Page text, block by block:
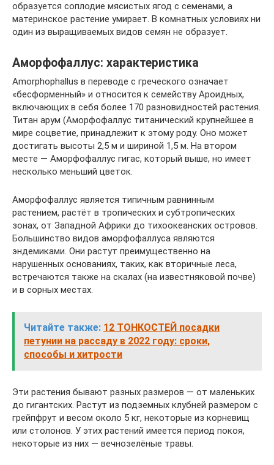
образуется соплодие мясистых ягод с семенами, а
материнское растение умирает. В комнатных условиях ни
один из выращиваемых видов семян не образует.
Аморфофаллус: характеристика
Amorphophallus в переводе с греческого означает
«бесформенный» и относится к семейству Ароидных,
включающих в себя более 170 разновидностей растения.
Титан арум (Аморфофаллус титанический крупнейшее в
мире соцветие, принадлежит к этому роду. Оно может
достигать высоты 2,5 м и шириной 1,5 м. На втором
месте — Аморфофаллус гигас, который выше, но имеет
несколько меньший цветок.
Аморфофаллус является типичным равнинным
растением, растёт в тропических и субтропических
зонах, от Западной Африки до тихоокеанских островов.
Большинство видов аморфофаллуса являются
эндемиками. Они растут преимущественно на
нарушенных основаниях, таких, как вторичные леса,
встречаются также на скалах (на известняковой почве)
и в сорных местах.
Читайте также: 12 ТОНКОСТЕЙ посадки
петунии на рассаду в 2022 году: сроки,
способы и хитрости
Эти растения бывают разных размеров — от маленьких
до гигантских. Растут из подземных клубней размером с
грейпфрут и весом около 5 кг, некоторые из корневищ
или столонов. У этих растений имеется период покоя,
некоторые из них — вечнозелёные травы.